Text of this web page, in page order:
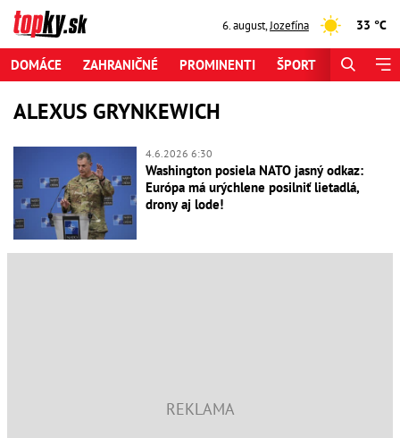
6. august,Jozefína 33 °C
DOMÁCE ZAHRANIČNÉ PROMINENTI ŠPORT
ALEXUS GRYNKEWICH
4.6.2026 6:30
Washington posiela NATO jasný odkaz:
Európa má urýchlene posilniť lietadlá,
drony aj lode!